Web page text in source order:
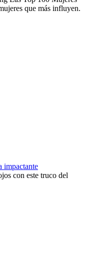
que más influyen.
impactante
con este truco del